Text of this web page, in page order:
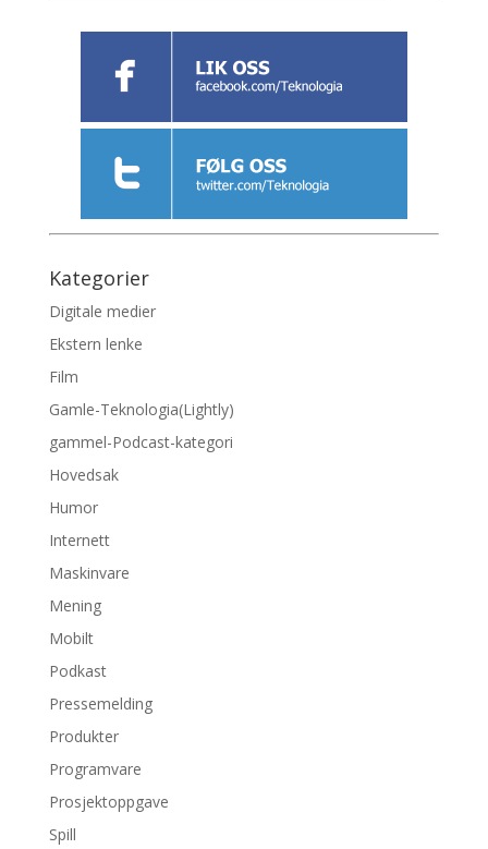
Kategorier
Digitale medier
Ekstern lenke
Film
Gamle-Teknologia(Lightly)
gammel-Podcast-kategori
Hovedsak
Humor
Internett
Maskinvare
Mening
Mobilt
Podkast
Pressemelding
Produkter
Programvare
Prosjektoppgave
Spill